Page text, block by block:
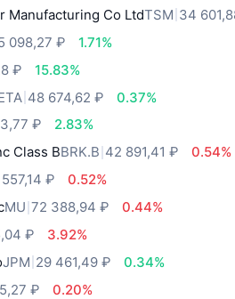
Manufacturing Co LtdTSM 34
098,27 ₽
1.71%
₽
15.83%
48 674,62 ₽
0.37%
₽
2.83%
Class BBRK.B 42 891,41 ₽
0.54%
₽
0.52%
MU 72 388,94 ₽
0.44%
₽
3.92%
JPM 29 461,49 ₽
0.34%
₽ 0.20%